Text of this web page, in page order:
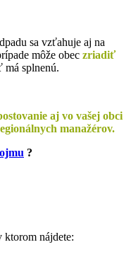
sa vzťahuje aj na
môže obec zriadiť
má splnenú.
aj vo vašej obci
manažérov.
?
ktorom nájdete: